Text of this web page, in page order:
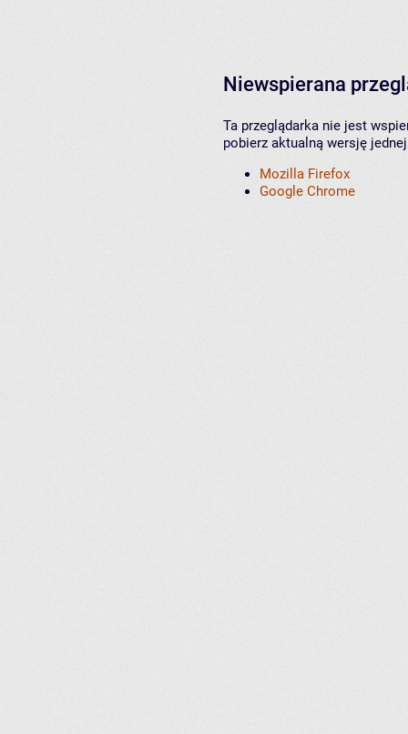
Niewspierana
Ta przeglądarka nie jest
pobierz aktualną wersję
Mozilla Firefox
Google Chrome